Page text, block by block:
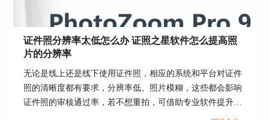
证件照分辨率太低怎么办 证照之星软件怎么提高照
片的分辨率
无论是线上还是线下使用证件照，相应的系统和平台对证件
照的清晰度都有要求，分辨率低、照片模糊，这些都会影响
证件照的审核通过率，若不想重拍，可借助专业软件提升分
辨率。这篇文章就告诉大家证件照分辨率太低怎么办，证照